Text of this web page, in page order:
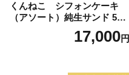
くんねこ シフォンケーキ
（アソート）純生サンド 5個
17,000円